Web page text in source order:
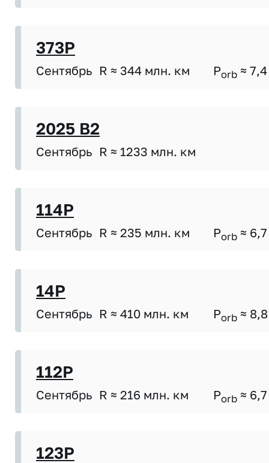
373P
Сентябрь R ≈ 344 млн. км Porb ≈ 7,4
2025 B2
Сентябрь R ≈ 1233 млн. км
114P
Сентябрь R ≈ 235 млн. км Porb ≈ 6,7
14P
Сентябрь R ≈ 410 млн. км Porb ≈ 8,8
112P
Сентябрь R ≈ 216 млн. км Porb ≈ 6,7
123P